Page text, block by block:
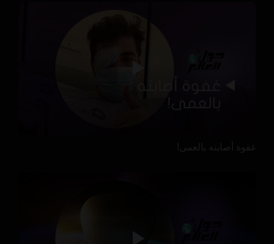
غفوة أصابته بالعمى!